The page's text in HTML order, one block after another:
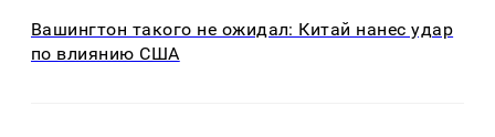
Вашингтон такого не ожидал: Китай нанес удар
по влиянию США